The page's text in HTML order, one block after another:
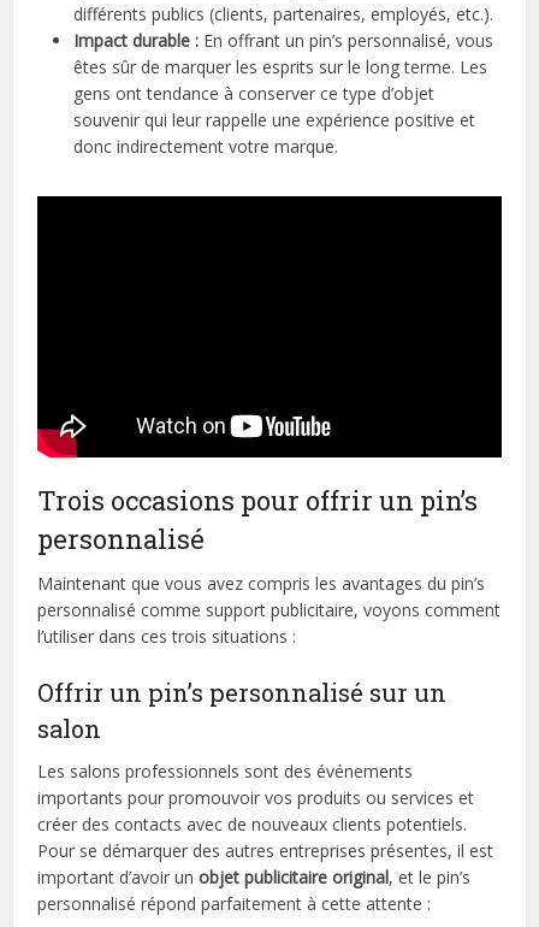
différents publics (clients, partenaires, employés, etc.).
Impact durable : En offrant un pin’s personnalisé, vous
êtes sûr de marquer les esprits sur le long terme. Les
gens ont tendance à conserver ce type d’objet
souvenir qui leur rappelle une expérience positive et
donc indirectement votre marque.
Trois occasions pour offrir un pin’s
personnalisé
Maintenant que vous avez compris les avantages du pin’s
personnalisé comme support publicitaire, voyons comment
l’utiliser dans ces trois situations :
Offrir un pin’s personnalisé sur un
salon
Les salons professionnels sont des événements
importants pour promouvoir vos produits ou services et
créer des contacts avec de nouveaux clients potentiels.
Pour se démarquer des autres entreprises présentes, il est
important d’avoir unobjet publicitaire original, et le pin’s
personnalisé répond parfaitement à cette attente :